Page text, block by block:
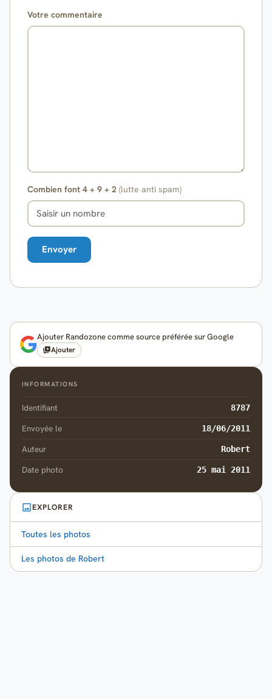
Votre commentaire
Combien font 4 + 9 + 2 (lutte anti spam)
Ajouter Randozone comme source préférée sur Google
Ajouter
INFORMATIONS
Identifiant 8787
Envoyée le 18/06/2011
Auteur Robert
Date photo 25 mai 2011
EXPLORER
Toutes les photos
Les photos de Robert